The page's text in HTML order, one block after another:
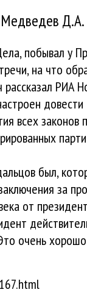
Д.А.
побывал у
на что
РИА
всех законов
был,
за
от
очень